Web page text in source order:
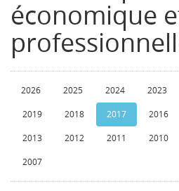
économique
2026 2025 2024 2023
2019 2018 2017 2016
2013 2012 2011 2010
2007